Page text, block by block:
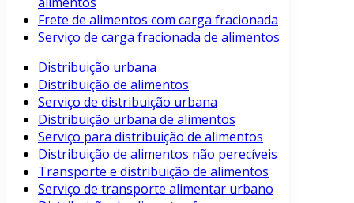
Frete de alimentos com carga fracionada
Serviço de carga fracionada de alimentos
Distribuição urbana
Distribuição de alimentos
Serviço de distribuição urbana
Distribuição urbana de alimentos
Serviço para distribuição de alimentos
Distribuição de alimentos não perecíveis
Transporte e distribuição de alimentos
Serviço de transporte alimentar urbano